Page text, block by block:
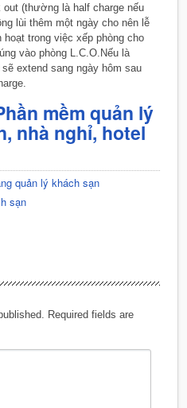
out (thường là half charge nếu
lùi thêm một ngày cho nên lễ
hoạt trong việc xếp phòng cho
vào phòng L.C.O.Nếu là
sẽ extend sang ngày hôm sau
mềm quản lý
nhà nghỉ, hotel
quản lý khách sạn
sạn
Required fields are